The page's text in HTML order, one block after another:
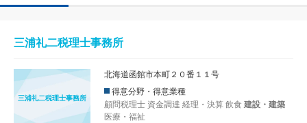
三浦礼二税理士事務所
三浦礼二税理士事務所
北海道函館市本町２０番１１号
得意分野・得意業種
顧問税理士 資金調達 経理・決算 飲食 建設・建築
医療・福祉